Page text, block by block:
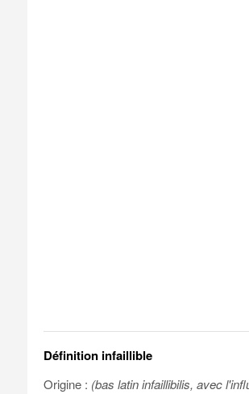
Définition infaillible
Origine : (bas latin infaillibilis, avec